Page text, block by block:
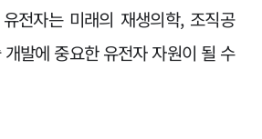
전자는 미래의 재생의학, 조직공
발에 중요한 유전자 자원이 될 수